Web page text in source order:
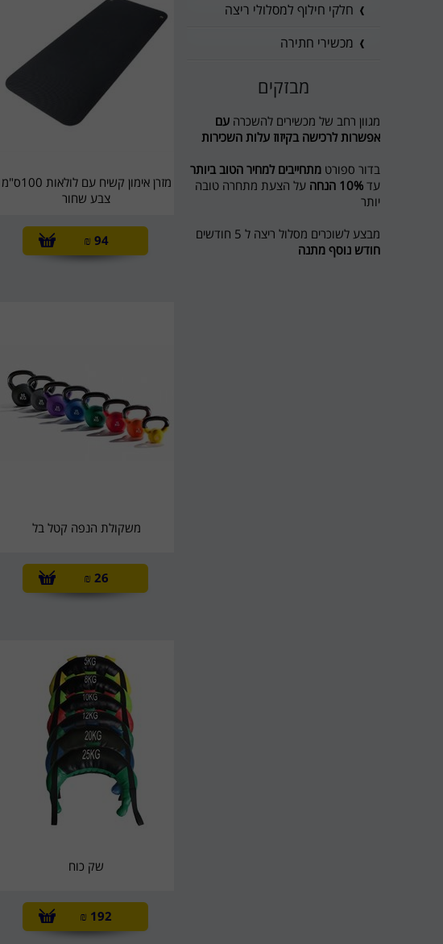
מזרן אימון קשיח עם לולאות 100ס"מ
צבע שחור
94
₪
משקולת הנפה קטל בל
26
₪
שק כוח
192
₪
חלקי חילוף למסלולי ריצה
מכשירי חתירה
מבזקים
אפשרות לרכישה בקיזוז עלות השכירות
מתחייבים למחיר הטוב ביותר
עד10% הנחה
על הצעת מתחרה טובה
יותר
חודש נוסף מתנה